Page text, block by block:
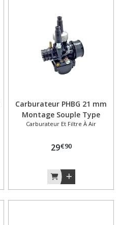
Carburateur PHBG 21 mm
Montage Souple Type
Dellorto Peugeot 103 SP
Carburateur Et Filtre À Air
29€90